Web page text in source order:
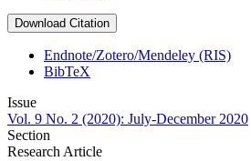
Download Citation
Endnote/Zotero/Mendeley (RIS)
BibTeX
Issue
Vol. 9 No. 2 (2020): July-December 2020
Section
Research Article